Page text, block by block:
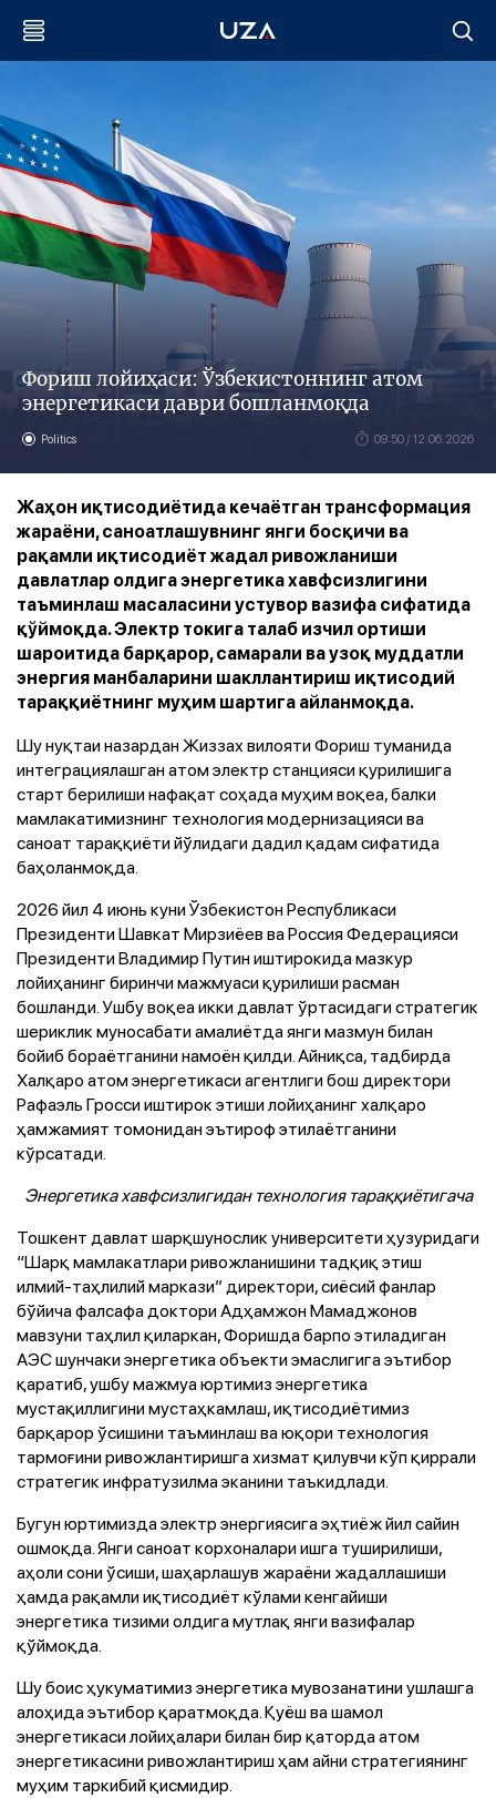
Фориш лойиҳаси: Ўзбекистоннинг атом
энергетикаси даври бошланмоқда
Politics 09:50 / 12.06.2026
Жаҳон иқтисодиётида кечаётган трансформация
жараёни, саноатлашувнинг янги босқичи ва
рақамли иқтисодиёт жадал ривожланиши
давлатлар олдига энергетика хавфсизлигини
таъминлаш масаласини устувор вазифа сифатида
қўймоқда. Электр токига талаб изчил ортиши
шароитида барқарор, самарали ва узоқ муддатли
энергия манбаларини шакллантириш иқтисодий
тараққиётнинг муҳим шартига айланмоқда.
Шу нуқтаи назардан Жиззах вилояти Фориш туманида
интеграциялашган атом электр станцияси қурилишига
старт берилиши нафақат соҳада муҳим воқеа, балки
мамлакатимизнинг технология модернизацияси ва
саноат тараққиёти йўлидаги дадил қадам сифатида
баҳоланмоқда.
2026 йил 4 июнь куни Ўзбекистон Республикаси
Президенти Шавкат Мирзиёев ва Россия Федерацияси
Президенти Владимир Путин иштирокида мазкур
лойиҳанинг биринчи мажмуаси қурилиши расман
бошланди. Ушбу воқеа икки давлат ўртасидаги стратегик
шериклик муносабати амалиётда янги мазмун билан
бойиб бораётганини намоён қилди. Айниқса, тадбирда
Халқаро атом энергетикаси агентлиги бош директори
Рафаэль Гросси иштирок этиши лойиҳанинг халқаро
ҳамжамият томонидан эътироф этилаётганини
кўрсатади.
Энергетика хавфсизлигидан технология тараққиётигача
Тошкент давлат шарқшунослик университети ҳузуридаги
“Шарқ мамлакатлари ривожланишини тадқиқ этиш
илмий-таҳлилий маркази” директори, сиёсий фанлар
бўйича фалсафа доктори Адҳамжон Мамаджонов
мавзуни таҳлил қиларкан, Форишда барпо этиладиган
АЭС шунчаки энергетика объекти эмаслигига эътибор
қаратиб, ушбу мажмуа юртимиз энергетика
мустақиллигини мустаҳкамлаш, иқтисодиётимиз
барқарор ўсишини таъминлаш ва юқори технология
тармоғини ривожлантиришга хизмат қилувчи кўп қиррали
стратегик инфратузилма эканини таъкидлади.
Бугун юртимизда электр энергиясига эҳтиёж йил сайин
ошмоқда. Янги саноат корхоналари ишга туширилиши,
аҳоли сони ўсиши, шаҳарлашув жараёни жадаллашиши
ҳамда рақамли иқтисодиёт кўлами кенгайиши
энергетика тизими олдига мутлақ янги вазифалар
қўймоқда.
Шу боис ҳукуматимиз энергетика мувозанатини ушлашга
алоҳида эътибор қаратмоқда. Қуёш ва шамол
энергетикаси лойиҳалари билан бир қаторда атом
энергетикасини ривожлантириш ҳам айни стратегиянинг
муҳим таркибий қисмидир.